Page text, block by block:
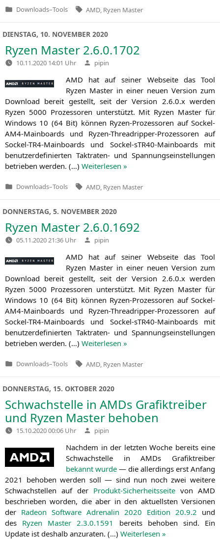
Veröffentlicht
Downloads–Tools Tags:
AMD Ryzen Master
DIENSTAG, 10. NOVEMBER 2020
Ryzen Master 2.6.0.1702
10.11.2020 14:01 Uhr Verfasst
von
pipin
AMD hat auf sei­ner Web­sei­te das Tool
Ryzen Mas­ter in einer neu­en Ver­si­on zum
Down­load bereit gestellt, seit der Ver­si­on 2.6.0.x wer­den
Ryzen 5000 Pro­zes­so­ren unter­stützt. Mit Ryzen Mas­ter für
Win­dows 10 (64 Bit) kön­nen Ryzen-Pro­zes­so­ren auf Sockel-
AM4-Main­boards und Ryzen-Thre­ad­rip­per-Pro­zes­so­ren auf
Sockel-TR4-Main­boards und Sockel-sTR40-Main­boards mit
benut­zer­de­fi­nier­ten Takt­ra­ten- und Span­nungs­ein­stel­lun­gen
betrie­ben wer­den. (…) Wei­ter­le­sen »
Veröffentlicht
Downloads–Tools Tags:
AMD Ryzen Master
DONNERSTAG, 5. NOVEMBER 2020
Ryzen Master 2.6.0.1692
05.11.2020 21:36 Uhr Verfasst
von
pipin
AMD hat auf sei­ner Web­sei­te das Tool
Ryzen Mas­ter in einer neu­en Ver­si­on zum
Down­load bereit gestellt, seit der Ver­si­on 2.6.0.x wer­den
Ryzen 5000 Pro­zes­so­ren unter­stützt. Mit Ryzen Mas­ter für
Win­dows 10 (64 Bit) kön­nen Ryzen-Pro­zes­so­ren auf Sockel-
AM4-Main­boards und Ryzen-Thre­ad­rip­per-Pro­zes­so­ren auf
Sockel-TR4-Main­boards und Sockel-sTR40-Main­boards mit
benut­zer­de­fi­nier­ten Takt­ra­ten- und Span­nungs­ein­stel­lun­gen
betrie­ben wer­den. (…) Wei­ter­le­sen »
Veröffentlicht
Downloads–Tools Tags:
AMD Ryzen Master
DONNERSTAG, 15. OKTOBER 2020
Schwachstelle in AMDs Grafiktreiber
und Ryzen Master behoben
15.10.2020 00:06 Uhr Verfasst
von
pipin
Nach­dem in der letz­ten Woche bereits eine
Schwach­stel­le in AMDs Gra­fik­trei­ber
bekannt wur­de — die aller­dings erst Anfang
2021 beho­ben wer­den soll — sind nun noch zwei wei­te­re
Schwach­stel­len auf der Pro­dukt-Sicher­heits­sei­te von AMD
beschrie­ben wor­den, die aber in den aktu­ells­ten Ver­sio­nen
der Rade­on Soft­ware Adre­na­lin 2020 Edi­ti­on 20.9.2 und
des Ryzen Mas­ter 2.3.0.1591
bereits beho­ben sind. Ein
Update ist des­halb anzu­ra­ten. (…) Wei­ter­le­sen »